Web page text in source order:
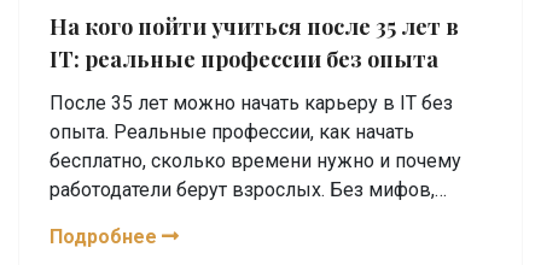
На кого пойти учиться после 35 лет в
IT: реальные профессии без опыта
После 35 лет можно начать карьеру в IT без
опыта. Реальные профессии, как начать
бесплатно, сколько времени нужно и почему
работодатели берут взрослых. Без мифов,
Подробнее